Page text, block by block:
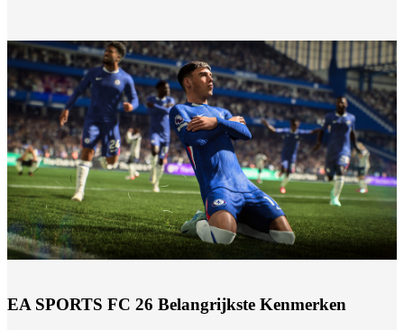
EA SPORTS FC 26 Belangrijkste Kenmerken